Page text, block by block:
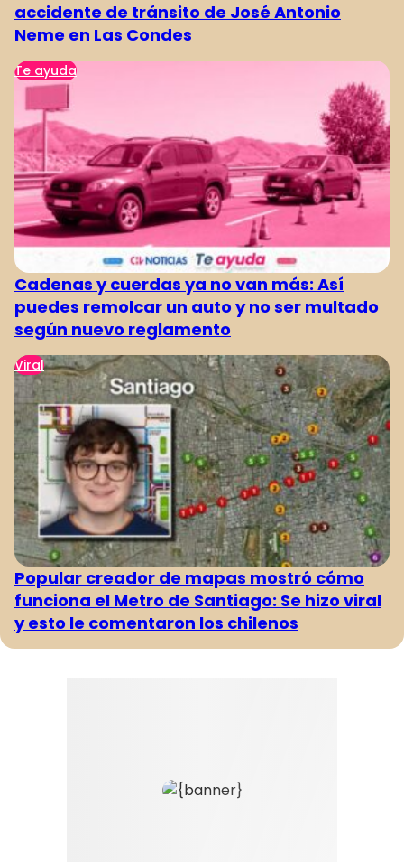
accidente de tránsito de José Antonio
Neme en Las Condes
Te ayuda
Cadenas y cuerdas ya no van más: Así
puedes remolcar un auto y no ser multado
según nuevo reglamento
Viral
Popular creador de mapas mostró cómo
funciona el Metro de Santiago: Se hizo viral
y esto le comentaron los chilenos